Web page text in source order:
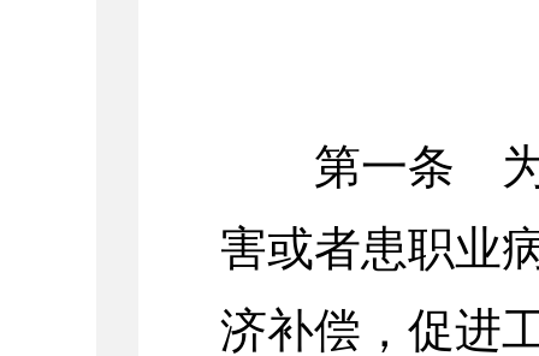
第一条 为
害或者患职业
济补偿，促进